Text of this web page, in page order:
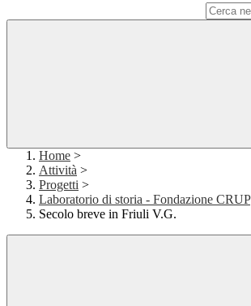
Home >
Attività >
Progetti >
Laboratorio di storia - Fondazione CRUP
Secolo breve in Friuli V.G.